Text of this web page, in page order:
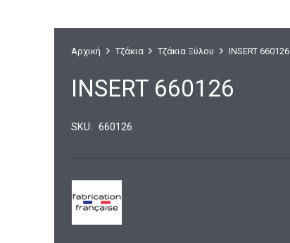
Αρχική Τζάκια Τζάκια Ξύλου INSERT 660126
INSERT 660126
SKU: 660126